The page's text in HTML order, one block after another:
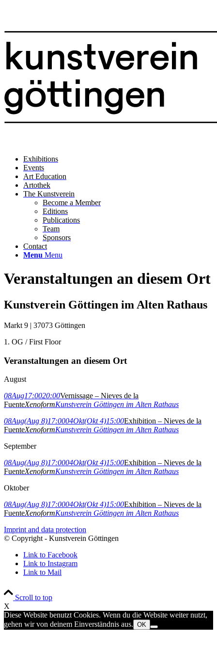
Exhibitions
Events
Art Education
Artothek
The Kunstverein
Become a Member
Editions
Publications
Team
Sponsors
Contact
Menu Menu
Veranstaltungen an diesem Ort
Kunstverein Göttingen im Alten Rathaus
Markt 9 | 37073 Göttingen
1. OG / First Floor
Veranstaltungen an diesem Ort
August
08Aug17:0020:00Vernissage – Nieves de la
FuenteXenoformKunstverein Göttingen im Alten Rathaus
08Aug(Aug 8)17:0004Okt(Okt 4)15:00Exhibition – Nieves de la
FuenteXenoformKunstverein Göttingen im Alten Rathaus
September
08Aug(Aug 8)17:0004Okt(Okt 4)15:00Exhibition – Nieves de la
FuenteXenoformKunstverein Göttingen im Alten Rathaus
Oktober
08Aug(Aug 8)17:0004Okt(Okt 4)15:00Exhibition – Nieves de la
FuenteXenoformKunstverein Göttingen im Alten Rathaus
Imprint and data protection
© Copyright - Kunstverein Göttingen
Link to Facebook
Link to Instagram
Link to Mail
Scroll to top
X
Diese Website benutzt Cookies. Wenn du die Website weiter nutzt,
gehen wir von deinem Einverständnis aus. OK